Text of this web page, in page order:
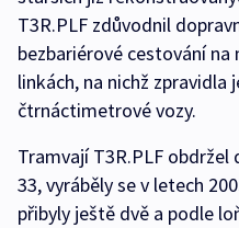
T3R.PLF zdůvodnil
bezbariérové cestování
linkách, na nichž
čtrnáctimetrové vozy.
Tramvají T3R.PLF
33, vyráběly se v letech
přibyly ještě dvě a podle